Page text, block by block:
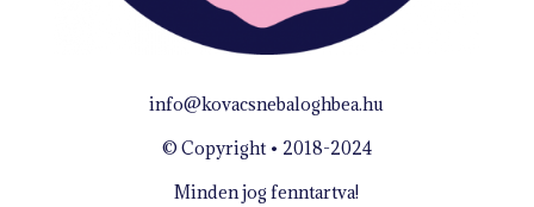
info@kovacsnebaloghbea.hu
© Copyright • 2018-2024
Minden jog fenntartva!